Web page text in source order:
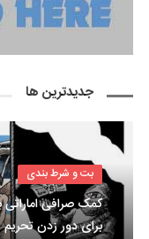
جدیدترین ها
بت و شرط بندی
کمک صرافی
برای دور زدن تحریم